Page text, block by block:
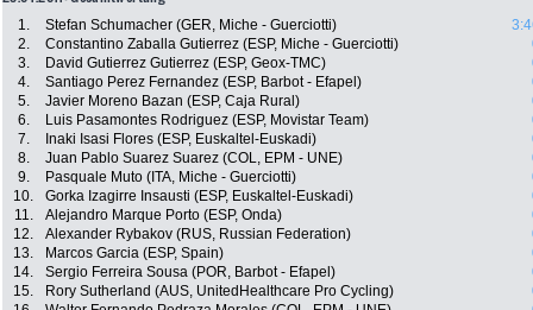
1. Stefan Schumacher (GER, Miche - Guerciotti)
2.
Constantino Zaballa Gutierrez (ESP, Miche - Guerciotti)
3.
David Gutierrez Gutierrez (ESP, Geox-TMC)
4.
Santiago Perez Fernandez (ESP, Barbot - Efapel)
5.
Javier Moreno Bazan (ESP, Caja Rural)
6.
Luis Pasamontes Rodriguez (ESP, Movistar Team)
7.
Inaki Isasi Flores (ESP, Euskaltel-Euskadi)
8.
Juan Pablo Suarez Suarez (COL, EPM - UNE)
9.
Pasquale Muto (ITA, Miche - Guerciotti)
10.
Gorka Izagirre Insausti (ESP, Euskaltel-Euskadi)
11.
Alejandro Marque Porto (ESP, Onda)
12.
Alexander Rybakov (RUS, Russian Federation)
13.
Marcos Garcia (ESP, Spain)
14.
Sergio Ferreira Sousa (POR, Barbot - Efapel)
15.
Rory Sutherland (AUS, UnitedHealthcare Pro Cycling)